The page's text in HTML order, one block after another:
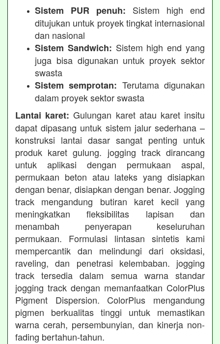
Sistem PUR penuh: Sistem high end
ditujukan untuk proyek tingkat internasional
dan nasional
Sistem Sandwich: Sistem high end yang
juga bisa digunakan untuk proyek sektor
swasta
Sistem semprotan: Terutama digunakan
dalam proyek sektor swasta
Lantai karet: Gulungan karet atau karet insitu
dapat dipasang untuk sistem jalur sederhana –
konstruksi lantai dasar sangat penting untuk
produk karet gulung. jogging track dirancang
untuk aplikasi dengan permukaan aspal,
permukaan beton atau lateks yang disiapkan
dengan benar, disiapkan dengan benar. Jogging
track mengandung butiran karet kecil yang
meningkatkan fleksibilitas lapisan dan
menambah penyerapan keseluruhan
permukaan. Formulasi lintasan sintetis kami
mempercantik dan melindungi dari oksidasi,
raveling, dan penetrasi kelembaban. jogging
track tersedia dalam semua warna standar
jogging track dengan memanfaatkan ColorPlus
Pigment Dispersion. ColorPlus mengandung
pigmen berkualitas tinggi untuk memastikan
warna cerah, persembunyian, dan kinerja non-
fading bertahun-tahun.